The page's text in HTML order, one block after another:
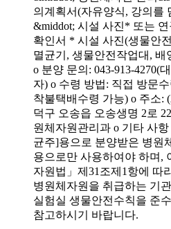
의계획서(자유양식, 강의를
&middot; 시설 사진* 또는
확인서 * 시설 사진(생물안
멸균기, 생물안전작업대, 배
o 분양 문의: 043-913-4270(
자) o 수령 방법: 직접 방문
착불택배수령 가능) o 주소:
덕구 오송읍 오송생명 2로
원체자원관리과 o 기타 사
균주]용으로 분양받은 병원
용으로만 사용하여야 하며,
자원법」제31조제1항에 따
병원체자원을 취급하는 기
실험실 생물안전수칙을 준
참고하시기 바랍니다.